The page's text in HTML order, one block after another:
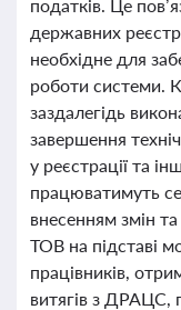
податків. Це
державних
необхідне для
роботи системи.
заздалегідь
завершення
у реєстрації та
працюватимуть
внесенням змін
ТОВ на підставі
працівників,
витягів з ДРАЦС,